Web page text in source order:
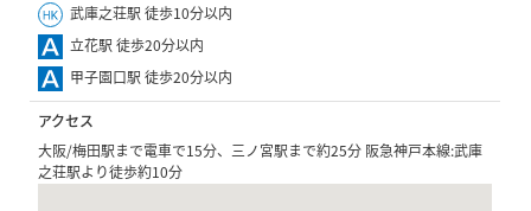
武庫之荘駅 徒歩10分以内
立花駅 徒歩20分以内
甲子園口駅 徒歩20分以内
アクセス
大阪/梅田駅まで電車で15分、三ノ宮駅まで約25分 阪急神戸本線:武庫
之荘駅より徒歩約10分